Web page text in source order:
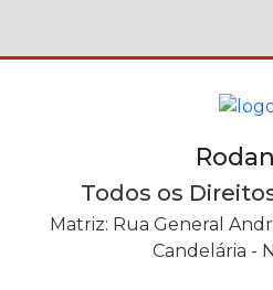
Todos os
Matriz: Rua General
Candelária -